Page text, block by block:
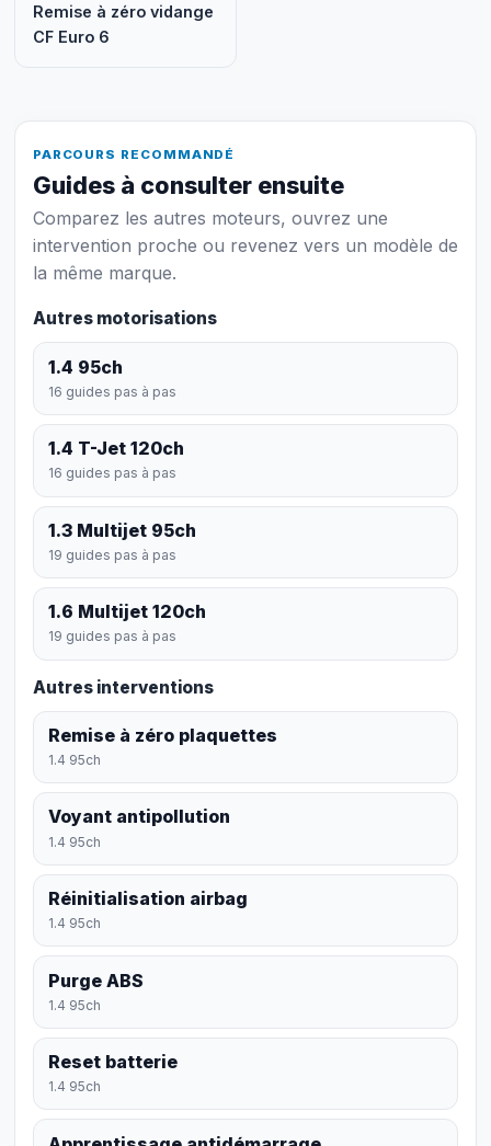
Remise à zéro vidange
CF Euro 6
PARCOURS RECOMMANDÉ
Guides à consulter ensuite
Comparez les autres moteurs, ouvrez une
intervention proche ou revenez vers un modèle de
la même marque.
Autres motorisations
1.4 95ch
16 guides pas à pas
1.4 T-Jet 120ch
16 guides pas à pas
1.3 Multijet 95ch
19 guides pas à pas
1.6 Multijet 120ch
19 guides pas à pas
Autres interventions
Remise à zéro plaquettes
1.4 95ch
Voyant antipollution
1.4 95ch
Réinitialisation airbag
1.4 95ch
Purge ABS
1.4 95ch
Reset batterie
1.4 95ch